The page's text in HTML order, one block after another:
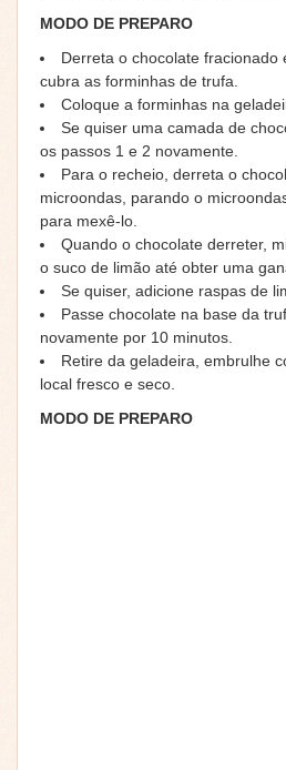
MODO DE PREPARO
Derreta o chocolate fracionado
cubra as forminhas de trufa.
Coloque a forminhas na
Se quiser uma camada de
os passos 1 e 2 novamente.
Para o recheio, derreta o
microondas, parando o
para mexê-lo.
Quando o chocolate derreter,
o suco de limão até obter uma
Se quiser, adicione raspas de
Passe chocolate na base da
novamente por 10 minutos.
Retire da geladeira, embrulhe
local fresco e seco.
MODO DE PREPARO